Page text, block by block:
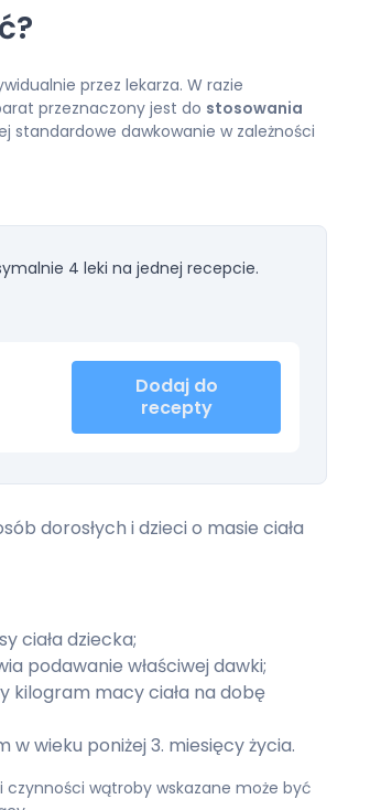
przez lekarza. W razie
przeznaczony jest do stosowania
standardowe dawkowanie w zależności
4 leki na jednej recepcie.
Dodaj do
recepty
dorosłych i dzieci o masie ciała
ciała dziecka;
podawanie właściwej dawki;
kilogram macy ciała na dobę
wieku poniżej 3. miesięcy życia.
wątroby wskazane może być